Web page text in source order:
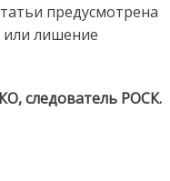
предусмотрена
или лишение
следователь РОСК.